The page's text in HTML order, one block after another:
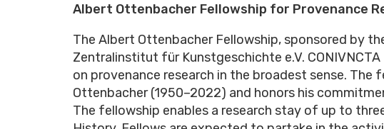
Albert Ottenbacher Fellowship for Provenance
The Albert Ottenbacher Fellowship, sponsored by
Zentralinstitut für Kunstgeschichte e.V.
on provenance research in the broadest sense.
Ottenbacher (1950–2022) and honors his
The fellowship enables a research stay of up to